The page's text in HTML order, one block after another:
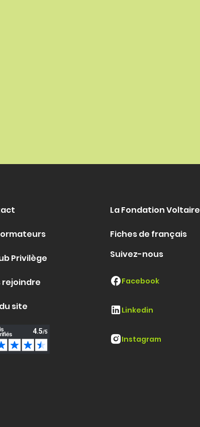
Privilège
rejoindre
site
La Fondation Voltaire
Fiches de français
Suivez-nous
Facebook
Linkedin
Instagram